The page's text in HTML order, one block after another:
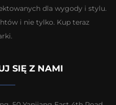
dla wygody i stylu.
i nie tylko. Kup teraz
SIĘ Z NAMI